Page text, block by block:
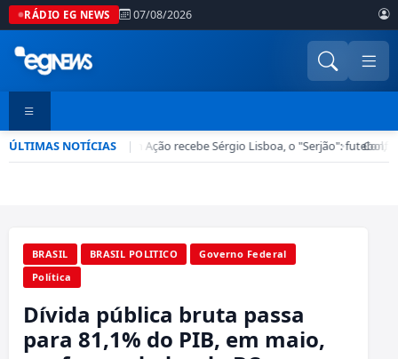
RÁDIO EG NEWS 07/08/2026
ÚLTIMAS NOTÍCIAS |
Esporte em Ação recebe Sérgio Lisboa, o "Serjão": futebol,
•
BRASIL BRASIL POLITICO
Governo Federal
Política
Dívida pública bruta passa
para 81,1% do PIB, em maio,